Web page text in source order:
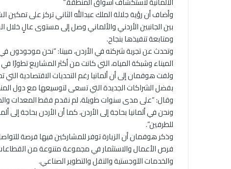
وأضاف أن رؤية جلالة الملك عبدالله الثاني تركز على
بين الجانبين الأردني والألماني وصل إلى مستوى عالٍ
ومتابعة تنفيذها بنجاح.
الميناء وشبكة المياه، التي كانت من أكثر المشاريع تطورًا
ولفت هوفمان إلى أن ألمانيا رغم التحديات الاقتصادية
بفضل الشراكات الجديدة التي تسعى لتوسيعها مع دول
وقال: “على مدى سنوات طويلة، لم نقدم فقط المعدات
ونحن في ألمانيا بحاجة إلى الأردن، كما أن الأردن بحاجة إلى
للطرفين”.
وذكر هوفمان أن الزيارة توفر للمشاركين فيها فرصة
فرص الأعمال والاستثمار في مجموعة متنوعة من القطاعات،
والخدمات اللوجستية والنقل والتطوير الصناعي.